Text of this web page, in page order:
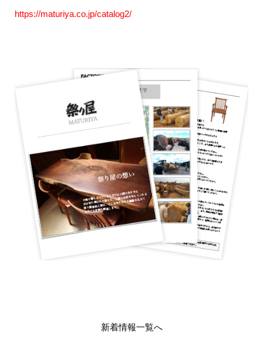
https://maturiya.co.jp/catalog2/
新着情報一覧へ